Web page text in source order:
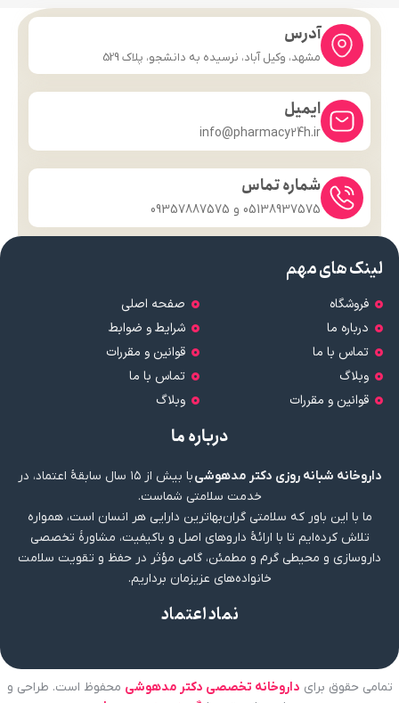
آدرس
مشهد، وکیل آباد، نرسیده به دانشجو، پلاک 529
ایمیل
info@pharmacy24h.ir
شماره تماس
05138937575 و 09357887575
لینک های مهم
فروشگاه
درباره ما
تماس با ما
وبلاگ
قوانین و مقررات
صفحه اصلی
شرایط و ضوابط
قوانین و مقررات
تماس با ما
وبلاگ
درباره ما
داروخانه شبانه روزی دکتر مدهوشی
با بیش از ۱۵ سال سابقهٔ اعتماد، در
خدمت سلامتی شماست.
ما با این باور که سلامتی گران‌بهاترین دارایی هر انسان است، همواره
تلاش کرده‌ایم تا با ارائهٔ داروهای اصل و باکیفیت، مشاورهٔ تخصصی
داروسازی و محیطی گرم و مطمئن، گامی مؤثر در حفظ و تقویت سلامت
خانواده‌های عزیزمان برداریم.
نماد اعتماد
تمامی حقوق برای داروخانه تخصصی دکتر مدهوشی محفوظ است. طراحی و